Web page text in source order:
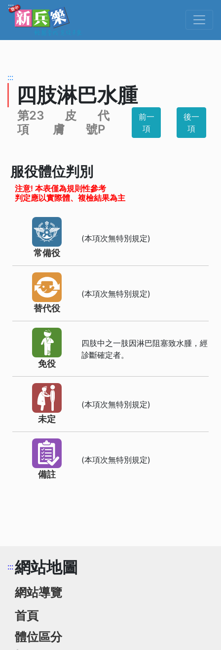
跳到主要內容
:::
:::
四肢淋巴水腫
第23
項
皮
膚
代
號P
前一
項
後一
項
服役體位判別
注意! 本表僅為規則性參考
判定應以實際體、複檢結果為主
常備役
(本項次無特別規定)
替代役
(本項次無特別規定)
免役
四肢中之一肢因淋巴阻塞致水腫，經
診斷確定者。
未定
(本項次無特別規定)
備註
(本項次無特別規定)
:::網站地圖
網站導覽
首頁
體位區分